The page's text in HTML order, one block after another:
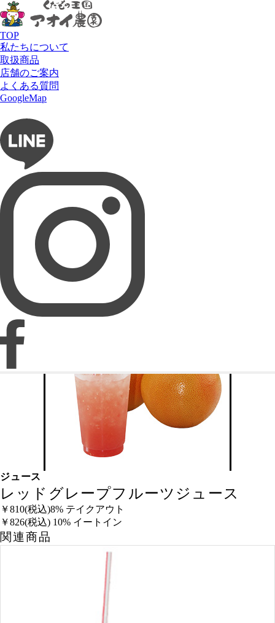
TOP
私たちについて
取扱商品
フルーツショップ アオイ農園
タルト専門店 Lumière du ciel
ネットショップ 愛の果実
店舗のご案内
よくある質問
GoogleMap
HOME メニュー
ジュース
レッドグレープフルーツジュース
(税込)8% テイクアウト
￥810
(税込) 10% イートイン
￥826
関連商品